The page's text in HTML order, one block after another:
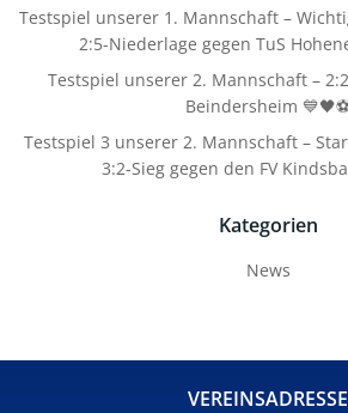
Testspiel unserer 1. Mannschaft –
2:5-Niederlage gegen TuS
Testspiel unserer 2. Mannschaft –
Beindersheim
Testspiel 3 unserer 2. Mannschaft –
3:2-Sieg gegen den FV
Kategorien
News
VEREINSADRESSE